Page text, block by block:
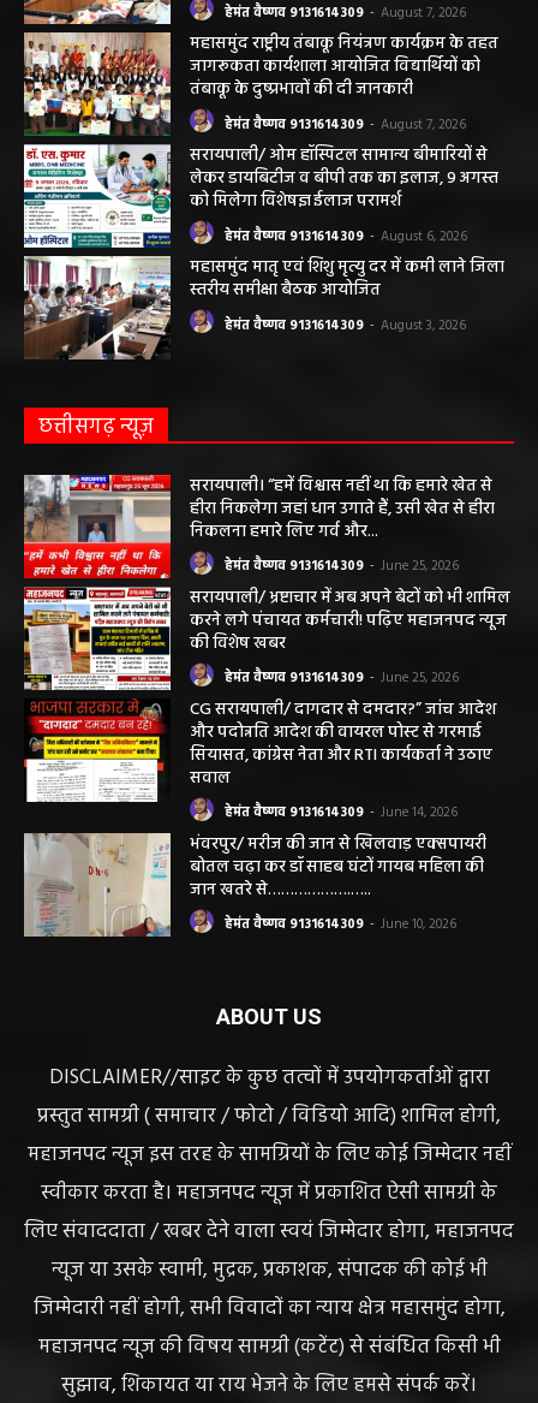
हेमंत वैष्णव 9131614309 - August 7, 2026
महासमुंद राष्ट्रीय तंबाकू नियंत्रण कार्यक्रम के तहत
जागरूकता कार्यशाला आयोजित विद्यार्थियों को
तंबाकू के दुष्प्रभावों की दी जानकारी
हेमंत वैष्णव 9131614309 - August 7, 2026
सरायपाली/ ओम हॉस्पिटल सामान्य बीमारियों से
लेकर डायबिटीज व बीपी तक का इलाज, 9 अगस्त
को मिलेगा विशेषज्ञ ईलाज परामर्श
हेमंत वैष्णव 9131614309 - August 6, 2026
महासमुंद मातृ एवं शिशु मृत्यु दर में कमी लाने जिला
स्तरीय समीक्षा बैठक आयोजित
हेमंत वैष्णव 9131614309 - August 3, 2026
छत्तीसगढ़ न्यूज़
सरायपाली। “हमें विश्वास नहीं था कि हमारे खेत से
हीरा निकलेगा जहां धान उगाते हैं, उसी खेत से हीरा
निकलना हमारे लिए गर्व और...
हेमंत वैष्णव 9131614309 - June 25, 2026
सरायपाली/ भ्रष्टाचार में अब अपने बेटों को भी शामिल
करने लगे पंचायत कर्मचारी! पढ़िए महाजनपद न्यूज
की विशेष खबर
हेमंत वैष्णव 9131614309 - June 25, 2026
CG सरायपाली/ दागदार से दमदार?” जांच आदेश
और पदोन्नति आदेश की वायरल पोस्ट से गरमाई
सियासत, कांग्रेस नेता और RTI कार्यकर्ता ने उठाए
सवाल
हेमंत वैष्णव 9131614309 - June 14, 2026
भंवरपुर/ मरीज की जान से खिलवाड़ एक्सपायरी
बोतल चढ़ा कर डॉ साहब घंटों गायब महिला की
जान खतरे से……………….…..
हेमंत वैष्णव 9131614309 - June 10, 2026
ABOUT US
DISCLAIMER//साइट के कुछ तत्वों में उपयोगकर्ताओं द्वारा
प्रस्तुत सामग्री ( समाचार / फोटो / विडियो आदि) शामिल होगी,
महाजनपद न्यूज इस तरह के सामग्रियों के लिए कोई जिम्मेदार नहीं
स्वीकार करता है। महाजनपद न्यूज में प्रकाशित ऐसी सामग्री के
लिए संवाददाता / खबर देने वाला स्वयं जिम्मेदार होगा, महाजनपद
न्यूज या उसके स्वामी, मुद्रक, प्रकाशक, संपादक की कोई भी
जिम्मेदारी नहीं होगी, सभी विवादों का न्याय क्षेत्र महासमुंद होगा,
महाजनपद न्यूज की विषय सामग्री (कटेंट) से संबंधित किसी भी
सुझाव, शिकायत या राय भेजने के लिए हमसे संपर्क करें।